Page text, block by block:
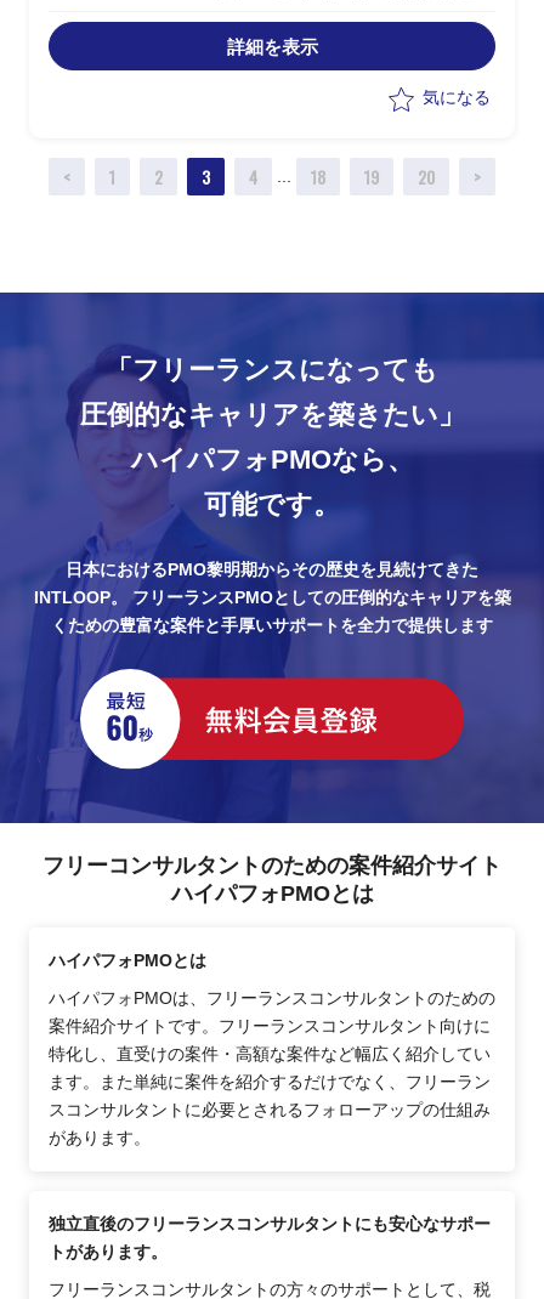
・レビューボード、定例進捗会議等プロ
ジェクト全体会議の準備/推進
詳細を表示
気になる
< 1 2 3 4 ... 18 19 20 >
「フリーランスになっても
圧倒的なキャリアを築きたい」
ハイパフォPMOなら、
可能です。
日本におけるPMO黎明期からその歴史を見続けてきた
INTLOOP。
フリーランスPMOとしての圧倒的なキャリアを築
くための豊富な案件と手厚いサポートを全力で提供します
フリーコンサルタントのための案件紹介サイト
ハイパフォPMOとは
ハイパフォPMOとは
ハイパフォPMOは、フリーランスコンサルタントのための
案件紹介サイトです。フリーランスコンサルタント向けに
特化し、直受けの案件・高額な案件など幅広く紹介してい
ます。また単純に案件を紹介するだけでなく、フリーラン
スコンサルタントに必要とされるフォローアップの仕組み
があります。
独立直後のフリーランスコンサルタントにも安心なサポー
トがあります。
フリーランスコンサルタントの方々のサポートとして、税